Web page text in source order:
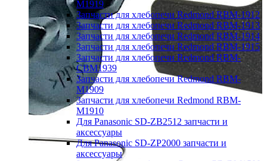
M1919
Запчасти для хлебопечи Redmond RBM-1912
Запчасти для хлебопечи Redmond RBM-1913
Запчасти для хлебопечи Redmond RBM-1914
Запчасти для хлебопечи Redmond RBM-1915
Запчасти для хлебопечи Redmond RBM-
CBM1939
Запчасти для хлебопечи Redmond RBM-
M1909
Запчасти для хлебопечи Redmond RBM-
M1910
Для Panasonic SD-ZB2512 запчасти и
аксессуары
Для Panasonic SD-ZP2000 запчасти и
аксессуары